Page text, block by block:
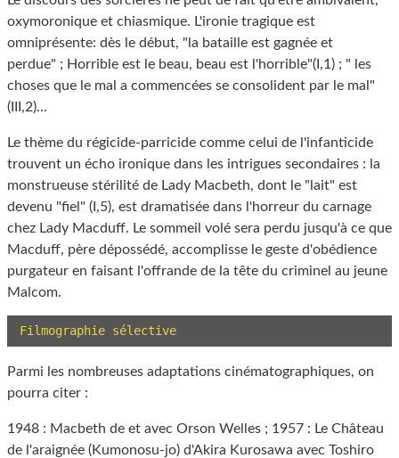
oxymoronique et chiasmique. L'ironie tragique est
omniprésente: dès le début, "la bataille est gagnée et
perdue" ; Horrible est le beau, beau est l'horrible"(I,1) ; " les
choses que le mal a commencées se consolident par le mal"
(III,2)...
Le thème du régicide-parricide comme celui de l'infanticide
trouvent un écho ironique dans les intrigues secondaires : la
monstrueuse stérilité de Lady Macbeth, dont le "lait" est
devenu "fiel" (I,5), est dramatisée dans l'horreur du carnage
chez Lady Macduff. Le sommeil volé sera perdu jusqu'à ce que
Macduff, père dépossédé, accomplisse le geste d'obédience
purgateur en faisant l'offrande de la tête du criminel au jeune
Malcom.
Filmographie sélective
Parmi les nombreuses adaptations cinématographiques, on
pourra citer :
1948 : Macbeth de et avec Orson Welles ; 1957 : Le Château
de l'araignée (Kumonosu-jo) d'Akira Kurosawa avec Toshiro